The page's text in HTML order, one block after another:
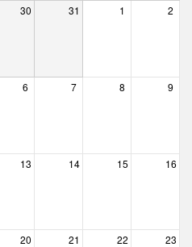
30 31 1 2
6 7 8 9
13 14 15 16
20 21 22 23